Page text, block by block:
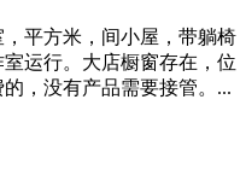
平方米，间小屋，带躺椅
运行。大店橱窗存在，位
，没有产品需要接管。...